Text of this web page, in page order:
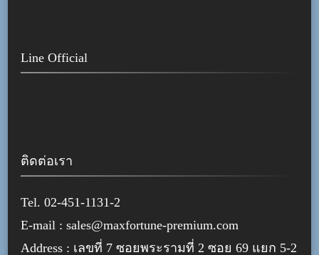
Line Official
ติดต่อเรา
Tel. 02-451-1131-2
E-mail : sales@maxfortune-premium.com
Address : เลขที่ 7 ซอยพระรามที่ 2 ซอย 69 แยก 5-2